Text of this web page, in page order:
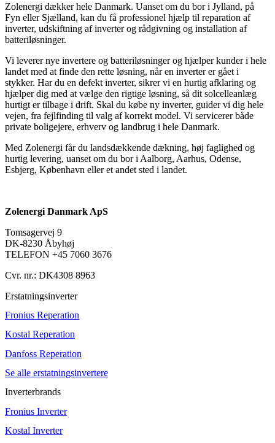
Zolenergi dækker hele Danmark. Uanset om du bor i Jylland, på
Fyn eller Sjælland, kan du få professionel hjælp til reparation af
inverter, udskiftning af inverter og rådgivning og installation af
batteriløsninger.
Vi leverer nye invertere og batteriløsninger og hjælper kunder i hele
landet med at finde den rette løsning, når en inverter er gået i
stykker. Har du en defekt inverter, sikrer vi en hurtig afklaring og
hjælper dig med at vælge den rigtige løsning, så dit solcelleanlæg
hurtigt er tilbage i drift. Skal du købe ny inverter, guider vi dig hele
vejen, fra fejlfinding til valg af korrekt model. Vi servicerer både
private boligejere, erhverv og landbrug i hele Danmark.
Med Zolenergi får du landsdækkende dækning, høj faglighed og
hurtig levering, uanset om du bor i Aalborg, Aarhus, Odense,
Esbjerg, København eller et andet sted i landet.
Zolenergi Danmark ApS
Tomsagervej 9
DK-8230 Åbyhøj
TELEFON +45 7060 3676
Cvr. nr.: DK4308 8963
Erstatningsinverter
Fronius Reperation
Kostal Reperation
Danfoss Reperation
Se alle erstatningsinvertere
Inverterbrands
Fronius Inverter
Kostal Inverter